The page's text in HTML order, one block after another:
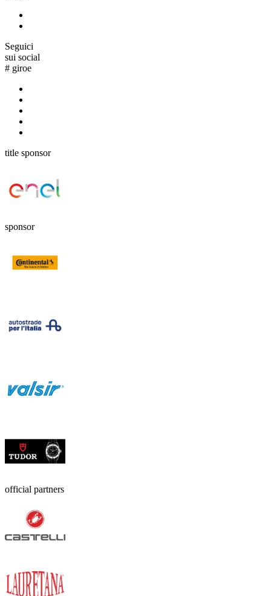
Seguici
sui social
# giroe
title sponsor
sponsor
official partners